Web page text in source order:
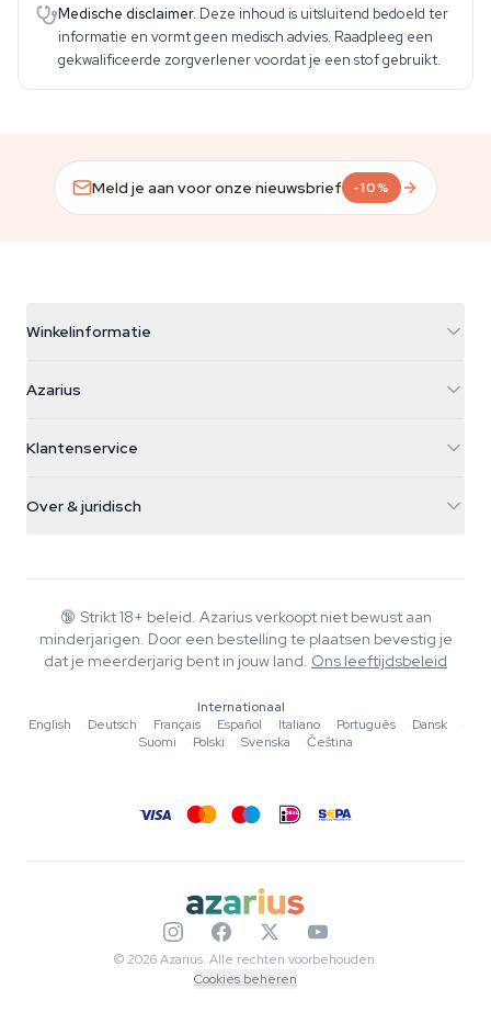
Medische disclaimer. Deze inhoud is uitsluitend bedoeld ter
informatie en vormt geen medisch advies. Raadpleeg een
gekwalificeerde zorgverlener voordat je een stof gebruikt.
Meld je aan voor onze nieuwsbrief -10%
Winkelinformatie
Galvaniweg 11
Nederland
+31(0)204897914
Azarius
Smokeshop
Klantenservice
Retourbeleid
Veelgestelde vragen
Privacybeleid
Over & juridisch
Wiki
Muziek
Redactionele normen
Tools & Calculators
🔞 Strikt 18+ beleid. Azarius verkoopt niet bewust aan
minderjarigen. Door een bestelling te plaatsen bevestig je
dat je meerderjarig bent in jouw land. Ons leeftijdsbeleid
Internationaal
English
·Deutsch ·Français ·Español ·Italiano ·Português ·Dansk
·
Suomi
·Polski ·Svenska ·Čeština
© 2026 Azarius. Alle rechten voorbehouden.
Cookies beheren